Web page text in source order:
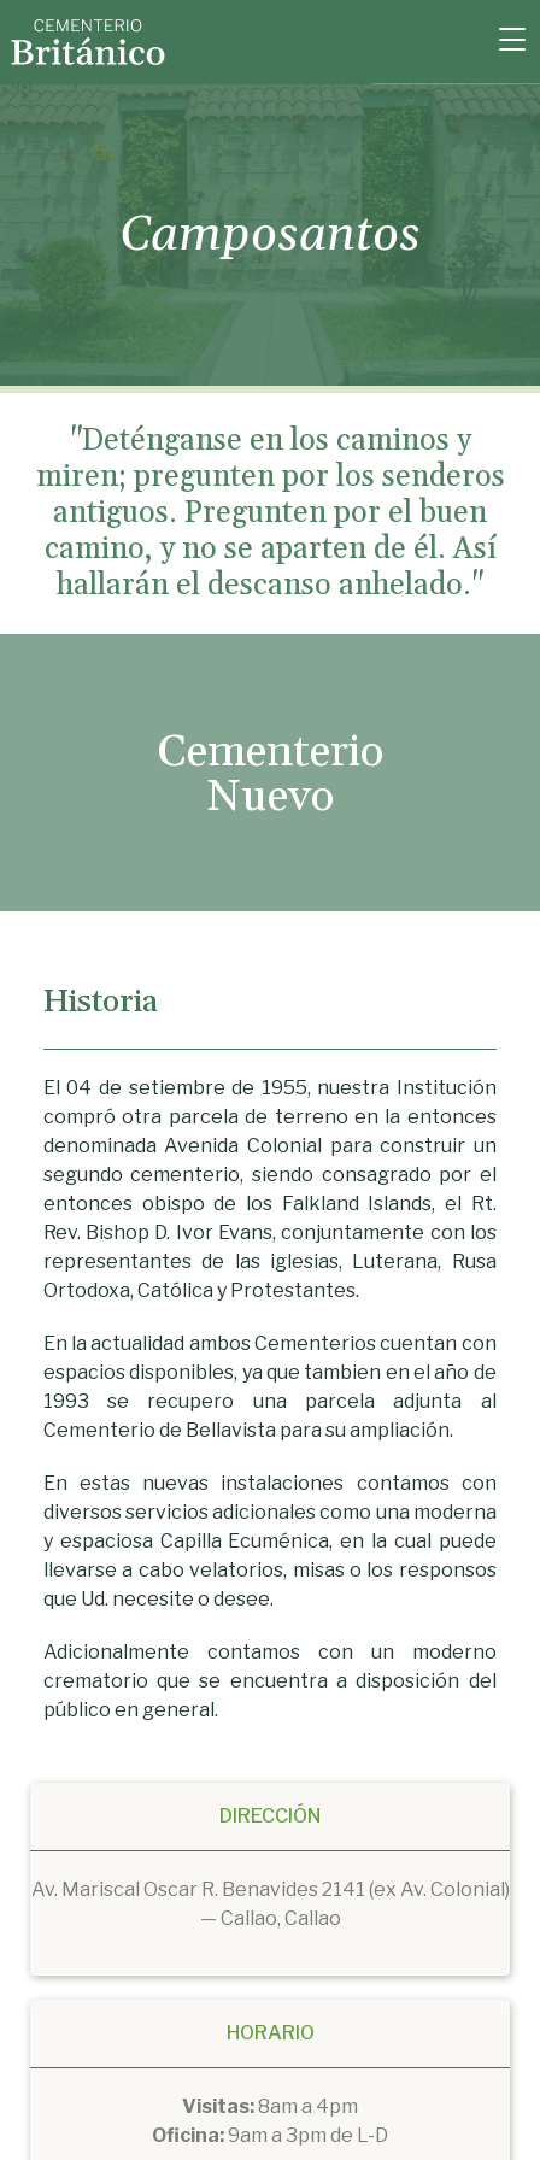
Camposantos
"Deténganse en los caminos y
miren; pregunten por los senderos
antiguos. Pregunten por el buen
camino, y no se aparten de él. Así
hallarán el descanso anhelado."
Cementerio
Nuevo
DIRECCIÓN
Av. Mariscal Oscar R. Benavides 2141 (ex Av. Colonial)
— Callao, Callao
HORARIO
Visitas:8am a 4pm
Oficina:9am a 3pm de L-D
Historia
El 04 de setiembre de 1955, nuestra Institución
compró otra parcela de terreno en la entonces
denominada Avenida Colonial para construir un
segundo cementerio, siendo consagrado por el
entonces obispo de los Falkland Islands, el Rt.
Rev. Bishop D. Ivor Evans, conjuntamente con los
representantes de las iglesias, Luterana, Rusa
Ortodoxa, Católica y Protestantes.
En la actualidad ambos Cementerios cuentan con
espacios disponibles, ya que tambien en el año de
1993 se recupero una parcela adjunta al
Cementerio de Bellavista para su ampliación.
En estas nuevas instalaciones contamos con
diversos servicios adicionales como una moderna
y espaciosa Capilla Ecuménica, en la cual puede
llevarse a cabo velatorios, misas o los responsos
que Ud. necesite o desee.
Adicionalmente contamos con un moderno
crematorio que se encuentra a disposición del
público en general.